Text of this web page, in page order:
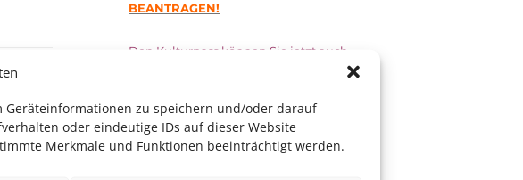
Geräteinformationen zu speichern und/oder darauf
oder eindeutige IDs auf dieser Website
Merkmale und Funktionen beeinträchtigt werden.
BEANTRAGEN!
Den Kulturpass können Sie jetzt auch
esunterschriebenzusammen mit
dem aktuellen
(Bürgergeld/